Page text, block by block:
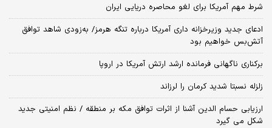
شرط مهم آمریکا برای لغو محاصره دریایی ایران
ادعای جدید وزیرخزانه داری آمریکا درباره تنگه هرمز/ به‌زودی شاهد توافق
آتش‌بس خواهیم بود
برکناری ناگهانی فرمانده ارشد ارتش آمریکا در اروپا
زلزله نسبتا شدید کرمان را لرزاند
ارزیابی حسام الدین آشنا از اثرات توافق مکه بر منطقه / نظم امنیتی جدید
شکل می گیرد